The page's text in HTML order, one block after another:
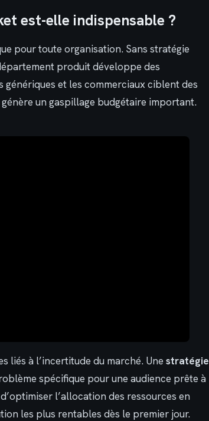
est-elle indispensable ?
pour toute organisation. Sans stratégie
produit développe des
et les commerciaux ciblent des
un gaspillage budgétaire important.
liés à l’incertitude du marché. Une stratégie
spécifique pour une audience prête à
l’allocation des ressources en
les plus rentables dès le premier jour.